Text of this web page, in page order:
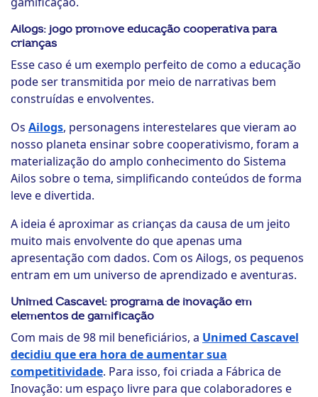
Ailogs: jogo promove educação cooperativa para
crianças
Esse caso é um exemplo perfeito de como a educação
pode ser transmitida por meio de narrativas bem
construídas e envolventes.
Os Ailogs, personagens interestelares que vieram ao
nosso planeta ensinar sobre cooperativismo, foram a
materialização do amplo conhecimento do Sistema
Ailos sobre o tema, simplificando conteúdos de forma
leve e divertida.
A ideia é aproximar as crianças da causa de um jeito
muito mais envolvente do que apenas uma
apresentação com dados. Com os Ailogs, os pequenos
entram em um universo de aprendizado e aventuras.
Unimed Cascavel: programa de inovação em
elementos de gamificação
Com mais de 98 mil beneficiários, a Unimed Cascavel
decidiu que era hora de aumentar sua
competitividade. Para isso, foi criada a Fábrica de
Inovação: um espaço livre para que colaboradores e